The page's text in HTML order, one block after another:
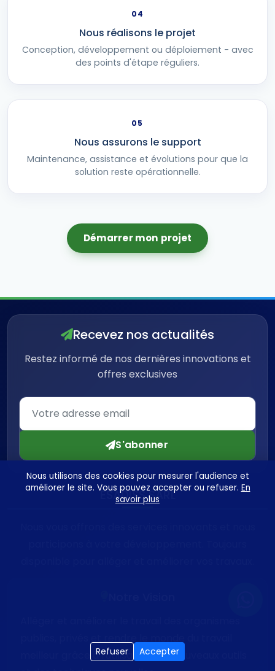
04
Nous réalisons le projet
Conception, développement ou déploiement - avec
des points d'étape réguliers.
05
Nous assurons le support
Maintenance, assistance et évolutions pour que la
solution reste opérationnelle.
Démarrer mon projet
Recevez nos actualités
Restez informé de nos dernières innovations et
offres exclusives
S'abonner
ESADISS SARL
meilleur grâce à l'utilisation des nouveaux outils
Nous utilisons des cookies pour mesurer l'audience et
améliorer le site. Vous pouvez accepter ou refuser. En
savoir plus
Refuser Accepter